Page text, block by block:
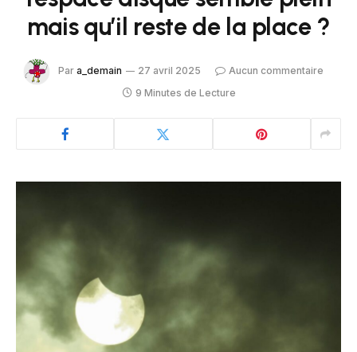
mais qu’il reste de la place ?
Par a_demain 27 avril 2025
Aucun commentaire
9 Minutes de Lecture